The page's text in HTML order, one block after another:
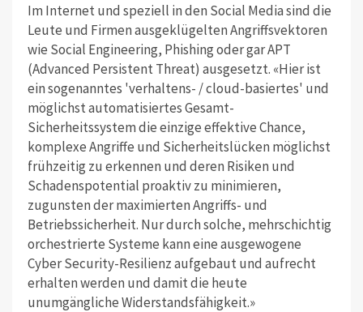
Im Internet und speziell in den Social Media sind die
Leute und Firmen ausgeklügelten Angriffsvektoren
wie Social Engineering, Phishing oder gar APT
(Advanced Persistent Threat) ausgesetzt. «Hier ist
ein sogenanntes 'verhaltens- / cloud-basiertes' und
möglichst automatisiertes Gesamt-
Sicherheitssystem die einzige effektive Chance,
komplexe Angriffe und Sicherheitslücken möglichst
frühzeitig zu erkennen und deren Risiken und
Schadenspotential proaktiv zu minimieren,
zugunsten der maximierten Angriffs- und
Betriebssicherheit. Nur durch solche, mehrschichtig
orchestrierte Systeme kann eine ausgewogene
Cyber Security-Resilienz aufgebaut und aufrecht
erhalten werden und damit die heute
unumgängliche Widerstandsfähigkeit.»